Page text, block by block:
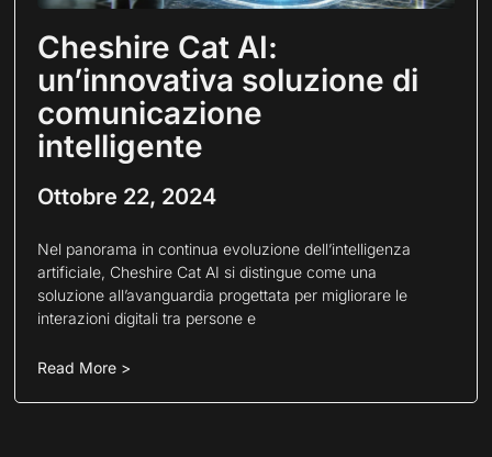
Cheshire Cat AI:
un’innovativa soluzione di
comunicazione
intelligente
Ottobre 22, 2024
Nel panorama in continua evoluzione dell’intelligenza
artificiale, Cheshire Cat AI si distingue come una
soluzione all’avanguardia progettata per migliorare le
interazioni digitali tra persone e
Read More >